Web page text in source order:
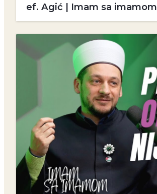
ef. Agić | Imam sa imamom